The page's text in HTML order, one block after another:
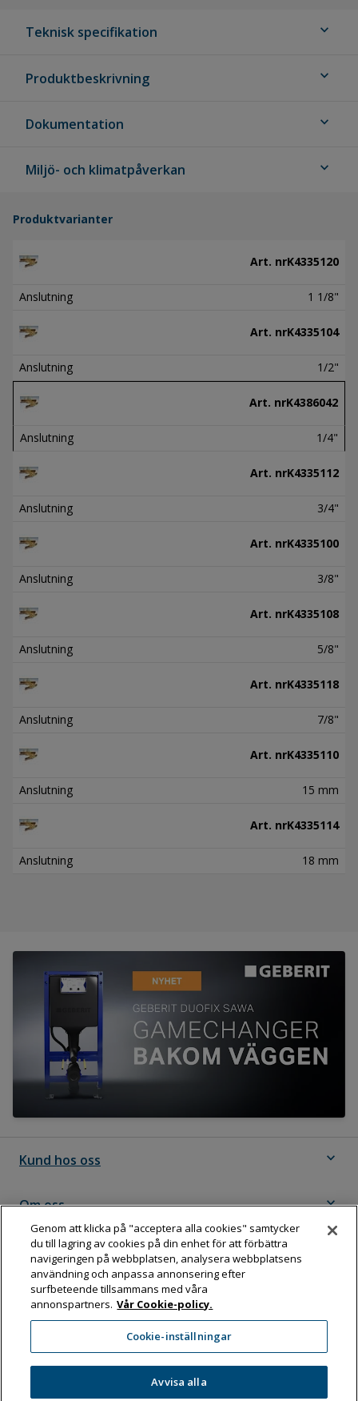
Teknisk specifikation expand_more
Produktbeskrivning expand_more
Dokumentation expand_more
Miljö- och klimatpåverkan expand_more
Produktvarianter
Art. nrK4335120
Anslutning 1 1/8"
Art. nrK4335104
Anslutning 1/2"
Art. nrK4386042
Anslutning 1/4"
Art. nrK4335112
Anslutning 3/4"
Art. nrK4335100
Anslutning 3/8"
Art. nrK4335108
Anslutning 5/8"
Art. nrK4335118
Anslutning 7/8"
Art. nrK4335110
Anslutning 15 mm
Art. nrK4335114
Anslutning 18 mm
Kund hos oss expand_more
Om oss expand_more
Följ Dahl
Dahl Sverige AB
Box 11076, 161 11 BROMMA
Tel:08-583 595 00
Genom att klicka på "acceptera alla cookies" samtycker
du till lagring av cookies på din enhet för att förbättra
navigeringen på webbplatsen, analysera webbplatsens
användning och anpassa annonsering efter
surfbeteende tillsammans med våra
annonspartners. Vår Cookie-policy.
Cookie-inställningar
Avvisa alla